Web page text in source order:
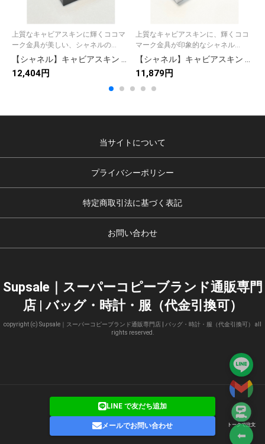
トークで注文
⬅
上質なキャビアスキンに輝くココマ
ーク金具が美しい、シャネルの...
12,404円
上質なキャビアスキンに、輝くココ
マーク金具が印象的なシャネル...
11,879円
当サイトについて
プライバシーポリシー
特定商取引法に基づく表記
お問い合わせ
Supsale｜スーパーコピーブランド通販専門
店 | バッグ・時計・服（代金引換可）
copyright (c) Supsale｜スーパーコピーブランド通販専門店 | バッグ・時計・服（代金引換可） all
rights reserved.
LINE で友だち追加
メールでお問い合わせ